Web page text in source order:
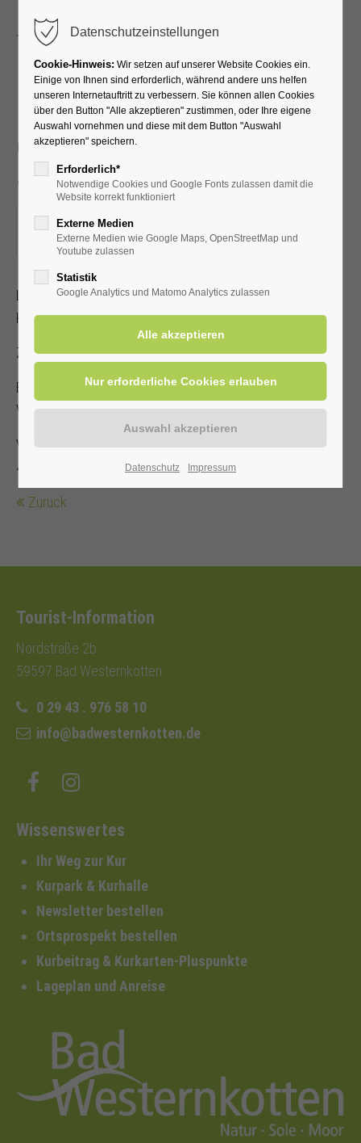
Michael Esprit - die
gefühlvolle Stimme - singt
Schlager & Balladen
23.05.2025, 19:30
ORT: KLINIK SOLEQUELLE, CAFETERIA
Leidenschaft und Hingabe für die Musik machen dieses
Konzert zu einem echten Ohrenschmaus.
Zutritt mit gültiger Kur- /Einwohnerkarte
Es steht nur eine begrenzte Anzahl an Sitzplätzen zur
Verfügung!
Veranstalter: Heilbad Westernkotten GmbH, Telefon: 0 29
43 . 976 58 10
Zurück
Tourist-Information
Nordstraße 2b
59597 Bad Westernkotten
0 29 43 . 976 58 10
info@badwesternkotten.de
Wissenswertes
Ihr Weg zur Kur
Kurpark & Kurhalle
Newsletter bestellen
Ortsprospekt bestellen
Kurbeitrag & Kurkarten-Pluspunkte
Lageplan und Anreise
Datenschutzeinstellungen
Cookie-Hinweis: Wir setzen auf unserer Website Cookies ein.
Einige von Ihnen sind erforderlich, während andere uns helfen
unseren Internetauftritt zu verbessern. Sie können allen Cookies
über den Button "Alle akzeptieren" zustimmen, oder Ihre eigene
Auswahl vornehmen und diese mit dem Button "Auswahl
akzeptieren" speichern.
Erforderlich*
Notwendige Cookies und Google Fonts zulassen damit die
Website korrekt funktioniert
Externe Medien
Externe Medien wie Google Maps, OpenStreetMap und
Youtube zulassen
Statistik
Google Analytics und Matomo Analytics zulassen
Datenschutz Impressum